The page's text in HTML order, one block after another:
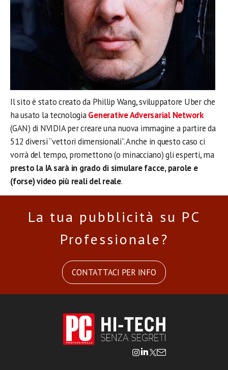
Il sito è stato creato da Phillip Wang, sviluppatore Uber che
ha usato la tecnologiaGenerative Adversarial Network
(GAN) di NVIDIA per creare una nuova immagine a partire da
512 diversi “vettori dimensionali”. Anche in questo caso ci
vorrà del tempo, promettono (o minacciano) gli esperti, ma
presto la IA sarà in grado di simulare facce, parole e
(forse) video più reali del reale.
La tua pubblicità su PC
Professionale?
CONTATTACI PER INFO